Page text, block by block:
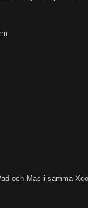
och Mac i samma